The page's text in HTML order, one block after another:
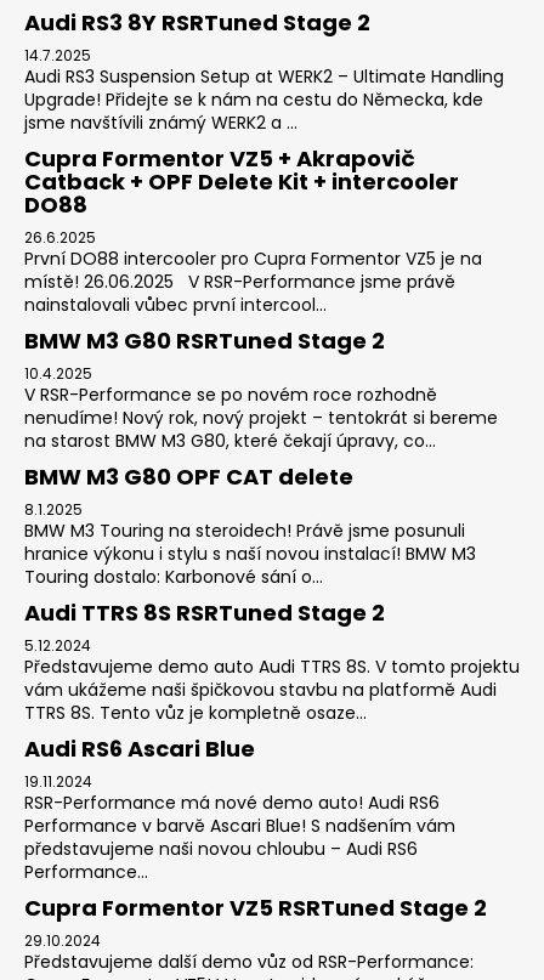
Audi RS3 8Y RSRTuned Stage 2
14.7.2025
Audi RS3 Suspension Setup at WERK2 – Ultimate Handling
Upgrade! Přidejte se k nám na cestu do Německa, kde
jsme navštívili známý WERK2 a ...
Cupra Formentor VZ5 + Akrapovič
Catback + OPF Delete Kit + intercooler
DO88
26.6.2025
První DO88 intercooler pro Cupra Formentor VZ5 je na
místě! 26.06.2025 V RSR-Performance jsme právě
nainstalovali vůbec první intercool...
BMW M3 G80 RSRTuned Stage 2
10.4.2025
V RSR-Performance se po novém roce rozhodně
nenudíme! Nový rok, nový projekt – tentokrát si bereme
na starost BMW M3 G80, které čekají úpravy, co...
BMW M3 G80 OPF CAT delete
8.1.2025
BMW M3 Touring na steroidech! Právě jsme posunuli
hranice výkonu i stylu s naší novou instalací! BMW M3
Touring dostalo: Karbonové sání o...
Audi TTRS 8S RSRTuned Stage 2
5.12.2024
Představujeme demo auto Audi TTRS 8S. V tomto projektu
vám ukážeme naši špičkovou stavbu na platformě Audi
TTRS 8S. Tento vůz je kompletně osaze...
Audi RS6 Ascari Blue
19.11.2024
RSR-Performance má nové demo auto! Audi RS6
Performance v barvě Ascari Blue! S nadšením vám
představujeme naši novou chloubu – Audi RS6
Performance...
Cupra Formentor VZ5 RSRTuned Stage 2
29.10.2024
Představujeme další demo vůz od RSR-Performance: